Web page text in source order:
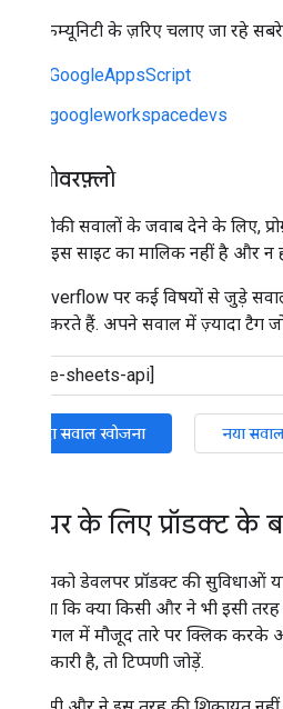
आपको कम्यूनिटी के ज़रिए चलाए जा रहे
r/GoogleAppsScript
r/googleworkspacedevs
स्टैक ओवरफ़्लो
हम तकनीकी सवालों के जवाब देने के लिए,
Google इस साइट का मालिक नहीं है और
Stack Overflow पर कई विषयों से जुड़े
इस्तेमाल करते हैं. अपने सवाल में ज़्यादा टैग
मौजूदा सवाल खोजना नया
डेवलपर के लिए प्रॉडक्ट के
अगर आपको डेवलपर प्रॉडक्ट की सुविधाओं
पता चलेगा कि क्या किसी और ने भी इसी
नंबर के बगल में मौजूद तारे पर क्लिक करके
और जानकारी है, तो टिप्पणी जोड़ें.